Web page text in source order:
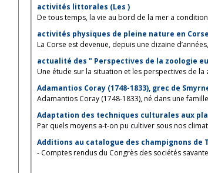
activités littorales (Les )
De tous temps, la vie au bord de la mer a
activités physiques de pleine nature en
La Corse est devenue, depuis une dizaine
actualité des " Perspectives de la zoologie
Une étude sur la situation et les perspectives de
Adamantios Coray (1748-1833), grec de
Adamantios Coray (1748-1833), né dans une
Adaptation des techniques culturales aux
Par quels moyens a-t-on pu cultiver sous nos
Additions au catalogue des champignons de
- Comptes rendus du Congrès des sociétés